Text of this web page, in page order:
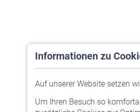
Informationen zu
Auf unserer Website setzen
Um Ihren Besuch so